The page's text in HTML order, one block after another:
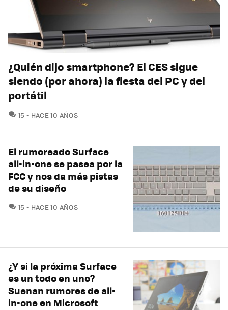
¿Quién dijo smartphone? El CES sigue
siendo (por ahora) la fiesta del PC y del
portátil
15 COMENTARIOS
HACE 10 AÑOS
El rumoreado Surface
all-in-one se pasea por la
FCC y nos da más pistas
de su diseño
15 COMENTARIOS
HACE 10 AÑOS
¿Y si la próxima Surface
es un todo en uno?
Suenan rumores de all-
in-one en Microsoft